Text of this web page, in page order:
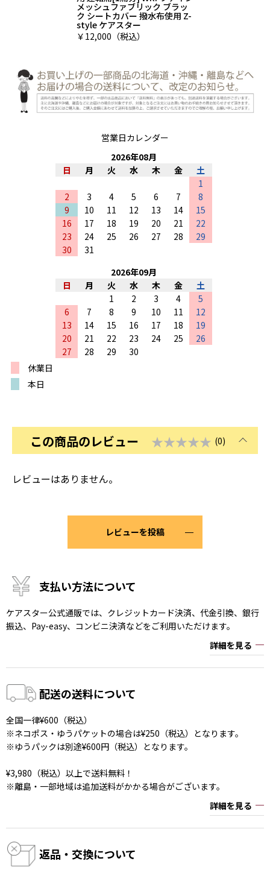
メッシュファブリック ブラッ
ク シートカバー 撥水布使用 Z-
style ケアスター
￥12,000（税込）
営業日カレンダー
2026年08月
日
月 火 水 木 金
土
1
2
3 4 5 6 7
8
9
10 11 12 13 14
15
16
17 18 19 20 21
22
23
24 25 26 27 28
29
30
31
2026年09月
日
月 火 水 木 金
土
1
2 3 4
5
6
7 8 9 10 11
12
13
14 15 16 17 18
19
20
21 22 23 24 25
26
27
28 29
30
休業日
本日
この商品のレビュー ★★★★★ (0)
レビューはありません。
レビューを投稿
支払い方法について
ケアスター公式通販では、クレジットカード決済、代金引換、銀行
振込、Pay-easy、コンビニ決済などをご利用いただけます。
詳細を見る
配送の送料について
全国一律¥600（税込）
※ネコポス・ゆうパケットの場合は¥250（税込）となります。
※ゆうパックは別途¥600円（税込）となります。
¥3,980（税込）以上で送料無料！
※離島・一部地域は追加送料がかかる場合がございます。
詳細を見る
返品・交換について